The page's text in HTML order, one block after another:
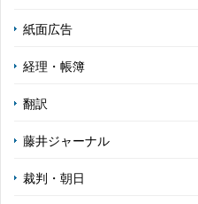
紙面広告
経理・帳簿
翻訳
藤井ジャーナル
裁判・朝日